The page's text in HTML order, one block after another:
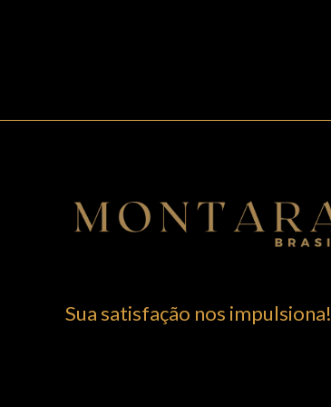
Sua satisfação nos impulsiona!